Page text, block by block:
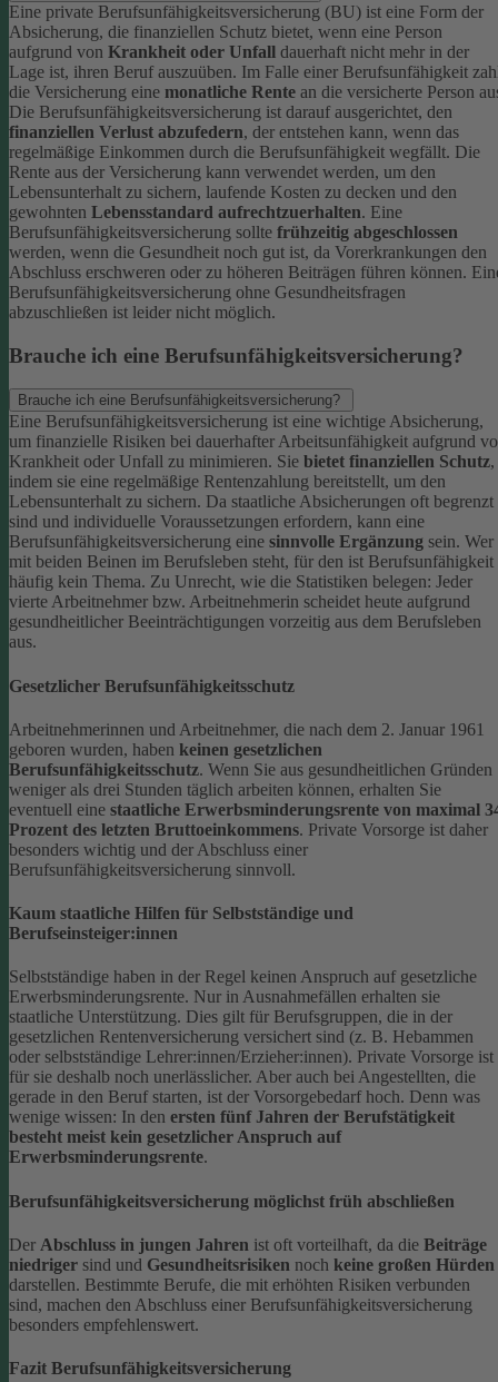
Eine private Berufsunfähigkeitsversicherung (BU) ist eine Form der
Absicherung, die finanziellen Schutz bietet, wenn eine Person
aufgrund von Krankheit oder Unfall dauerhaft nicht mehr in der
Lage ist, ihren Beruf auszuüben. Im Falle einer Berufsunfähigkeit
die Versicherung eine monatliche Rente an die versicherte Person
Die Berufsunfähigkeitsversicherung ist darauf ausgerichtet, den
finanziellen Verlust abzufedern, der entstehen kann, wenn das
regelmäßige Einkommen durch die Berufsunfähigkeit wegfällt. Die
Rente aus der Versicherung kann verwendet werden, um den
Lebensunterhalt zu sichern, laufende Kosten zu decken und den
gewohnten Lebensstandard aufrechtzuerhalten. Eine
Berufsunfähigkeitsversicherung sollte frühzeitig abgeschlossen
werden, wenn die Gesundheit noch gut ist, da Vorerkrankungen den
Abschluss erschweren oder zu höheren Beiträgen führen können.
Berufsunfähigkeitsversicherung ohne Gesundheitsfragen
abzuschließen ist leider nicht möglich.
Brauche ich eine Berufsunfähigkeitsversicherung?
Brauche ich eine Berufsunfähigkeitsversicherung?
Eine Berufsunfähigkeitsversicherung ist eine wichtige Absicherung,
um finanzielle Risiken bei dauerhafter Arbeitsunfähigkeit aufgrund
Krankheit oder Unfall zu minimieren. Sie bietet finanziellen Schutz,
indem sie eine regelmäßige Rentenzahlung bereitstellt, um den
Lebensunterhalt zu sichern. Da staatliche Absicherungen oft begrenzt
sind und individuelle Voraussetzungen erfordern, kann eine
Berufsunfähigkeitsversicherung eine sinnvolle Ergänzung sein. Wer
mit beiden Beinen im Berufsleben steht, für den ist Berufsunfähigkeit
häufig kein Thema. Zu Unrecht, wie die Statistiken belegen: Jeder
vierte Arbeitnehmer bzw. Arbeitnehmerin scheidet heute aufgrund
gesundheitlicher Beeinträchtigungen vorzeitig aus dem Berufsleben
aus.
Gesetzlicher Berufsunfähigkeitsschutz
Arbeitnehmerinnen und Arbeitnehmer, die nach dem 2. Januar 1961
geboren wurden, haben keinen gesetzlichen
Berufsunfähigkeitsschutz. Wenn Sie aus gesundheitlichen Gründen
weniger als drei Stunden täglich arbeiten können, erhalten Sie
eventuell eine staatliche Erwerbsminderungsrente von maximal
Prozent des letzten Bruttoeinkommens. Private Vorsorge ist daher
besonders wichtig und der Abschluss einer
Berufsunfähigkeitsversicherung sinnvoll.
Kaum staatliche Hilfen für Selbstständige und
Berufseinsteiger:innen
Selbstständige haben in der Regel keinen Anspruch auf gesetzliche
Erwerbsminderungsrente. Nur in Ausnahmefällen erhalten sie
staatliche Unterstützung. Dies gilt für Berufsgruppen, die in der
gesetzlichen Rentenversicherung versichert sind (z. B. Hebammen
oder selbstständige Lehrer:innen/Erzieher:innen). Private Vorsorge ist
für sie deshalb noch unerlässlicher. Aber auch bei Angestellten, die
gerade in den Beruf starten, ist der Vorsorgebedarf hoch. Denn was
wenige wissen: In den ersten fünf Jahren der Berufstätigkeit
besteht meist kein gesetzlicher Anspruch auf
Erwerbsminderungsrente.
Berufsunfähigkeitsversicherung möglichst früh abschließen
Der Abschluss in jungen Jahren ist oft vorteilhaft, da die Beiträge
niedriger sind und Gesundheitsrisiken noch keine großen Hürden
darstellen. Bestimmte Berufe, die mit erhöhten Risiken verbunden
sind, machen den Abschluss einer Berufsunfähigkeitsversicherung
besonders empfehlenswert.
Fazit Berufsunfähigkeitsversicherung